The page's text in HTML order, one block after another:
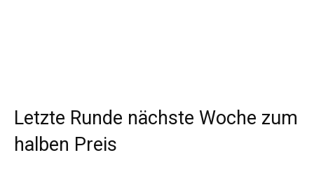
Letzte Runde nächste Woche zum
halben Preis